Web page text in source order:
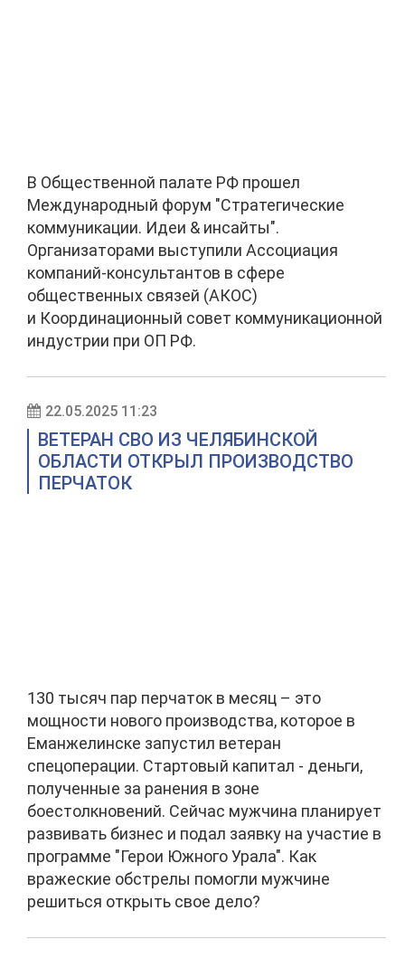
В Общественной палате РФ прошел
Международный форум "Стратегические
коммуникации. Идеи & инсайты".
Организаторами выступили Ассоциация
компаний-консультантов в сфере
общественных связей (АКОС)
и Координационный совет коммуникационной
индустрии при ОП РФ.
22.05.2025 11:23
ВЕТЕРАН СВО ИЗ ЧЕЛЯБИНСКОЙ
ОБЛАСТИ ОТКРЫЛ ПРОИЗВОДСТВО
ПЕРЧАТОК
130 тысяч пар перчаток в месяц – это
мощности нового производства, которое в
Еманжелинске запустил ветеран
спецоперации. Стартовый капитал - деньги,
полученные за ранения в зоне
боестолкновений. Сейчас мужчина планирует
развивать бизнес и подал заявку на участие в
программе "Герои Южного Урала". Как
вражеские обстрелы помогли мужчине
решиться открыть свое дело?